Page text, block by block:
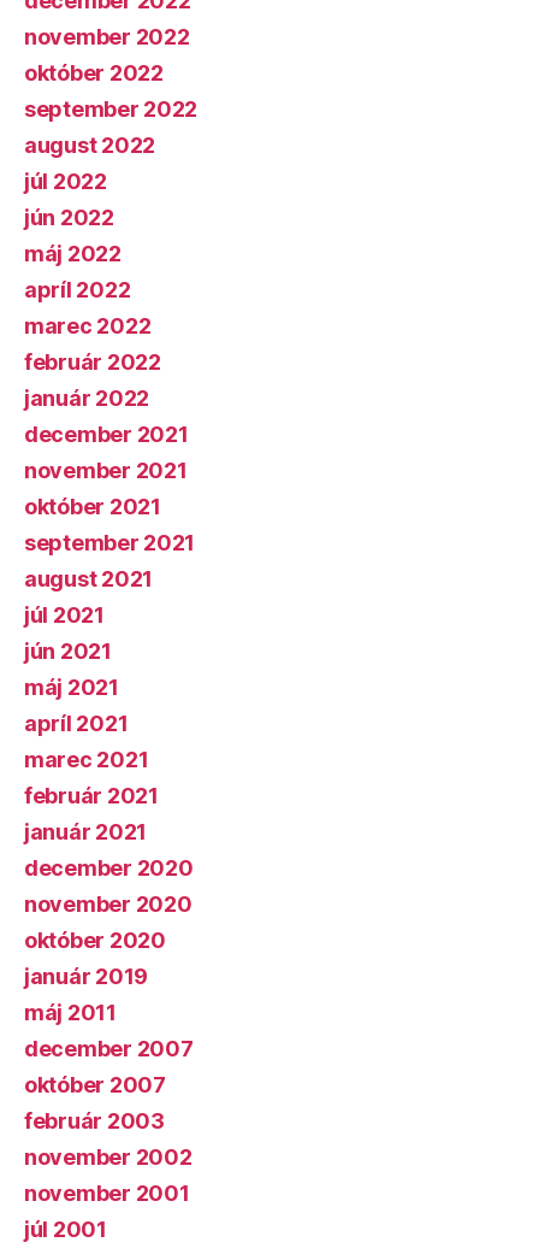
november 2022
október 2022
september 2022
august 2022
júl 2022
jún 2022
máj 2022
apríl 2022
marec 2022
február 2022
január 2022
december 2021
november 2021
október 2021
september 2021
august 2021
júl 2021
jún 2021
máj 2021
apríl 2021
marec 2021
február 2021
január 2021
december 2020
november 2020
október 2020
január 2019
máj 2011
december 2007
október 2007
február 2003
november 2002
november 2001
júl 2001